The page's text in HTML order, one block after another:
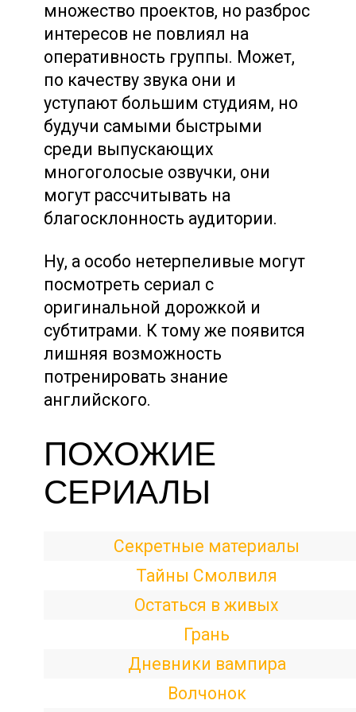
множество проектов, но разброс
интересов не повлиял на
оперативность группы. Может,
по качеству звука они и
уступают большим студиям, но
будучи самыми быстрыми
среди выпускающих
многоголосые озвучки, они
могут рассчитывать на
благосклонность аудитории.
Ну, а особо нетерпеливые могут
посмотреть сериал с
оригинальной дорожкой и
субтитрами. К тому же появится
лишняя возможность
потренировать знание
английского.
ПОХОЖИЕ
СЕРИАЛЫ
Секретные материалы
Тайны Смолвиля
Остаться в живых
Грань
Дневники вампира
Волчонок